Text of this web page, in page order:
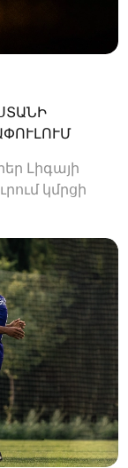
Լիգայի
կմրցի